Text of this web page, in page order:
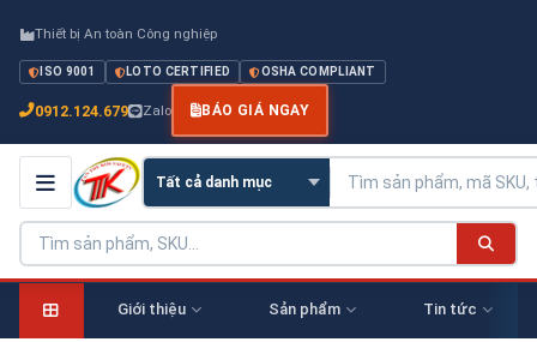
Thiết bị An toàn Công nghiệp
ISO 9001 LOTO CERTIFIED OSHA COMPLIANT
0912.124.679 Zalo BÁO GIÁ NGAY
Giới thiệu Sản phẩm Tin tức